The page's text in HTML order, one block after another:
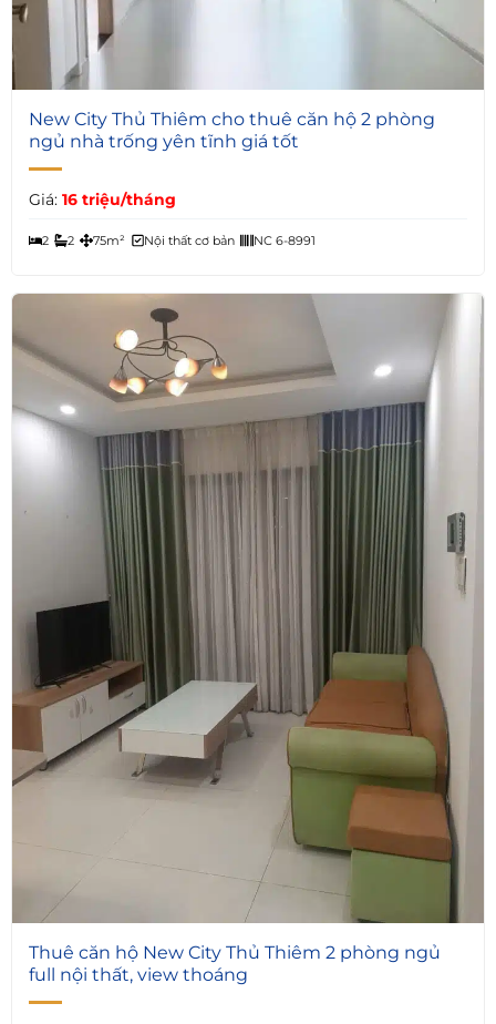
4
New City Thủ Thiêm cho thuê căn hộ 2 phòng
ngủ nhà trống yên tĩnh giá tốt
Giá: 16 triệu/tháng
2 2 75m² Nội thất cơ bản NC 6-8991
6
Thuê căn hộ New City Thủ Thiêm 2 phòng ngủ
full nội thất, view thoáng